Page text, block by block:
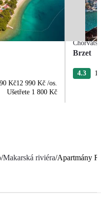
Kč12 990 Kč /os.
Ušetřete 1 800 Kč
Brzet
4.3
/Makarská riviéra/Apartmány